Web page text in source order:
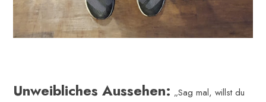
Unweibliches Aussehen: „Sag mal, willst du